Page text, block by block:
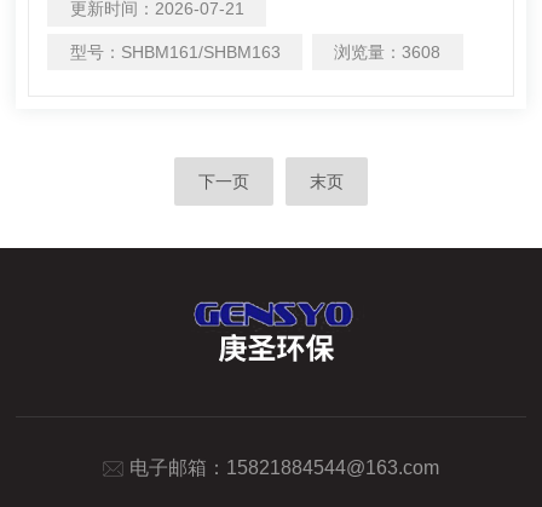
更新时间： 2026-07-21
型号： SHBM161/SHBM163 浏览量：3608
下一页 末页
电子邮箱： 15821884544@163.com